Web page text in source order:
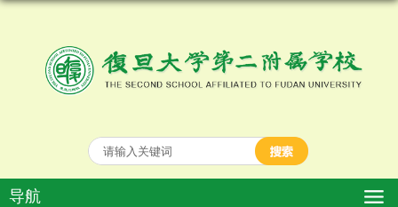
导航